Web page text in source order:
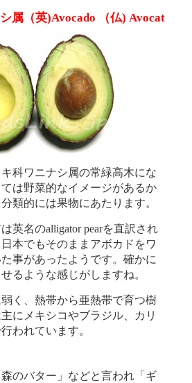
属（英)Avocado （仏) Avocat
科ワニナシ属の常緑高木にな
は野菜的なイメージがあるか
類的には果物にあたります。
英名のalligator pearを直訳され
本でもそのままアボカドをワ
事があったようです。確かに
るような感じがしますね。
く、熱帯から亜熱帯で育つ樹
にメキシコやブラジル、カリ
われています。
のバター」などと言われ「ギ